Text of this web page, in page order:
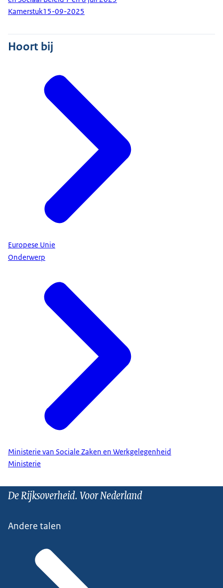
Kamerstuk15-09-2025
Hoort bij
Europese Unie
Onderwerp
Ministerie van Sociale Zaken en Werkgelegenheid
Ministerie
De Rijksoverheid. Voor Nederland
Andere talen